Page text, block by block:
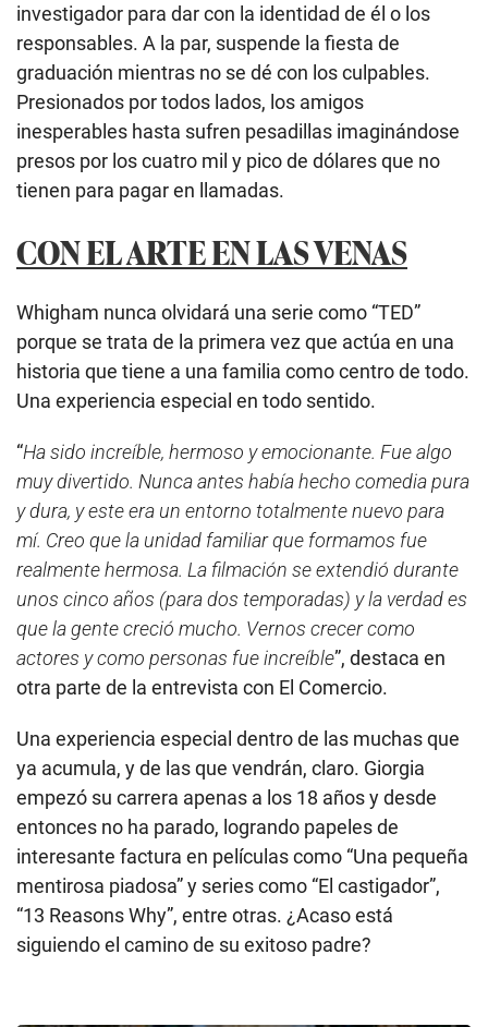
investigador para dar con la identidad de él o los
responsables. A la par, suspende la fiesta de
graduación mientras no se dé con los culpables.
Presionados por todos lados, los amigos
inesperables hasta sufren pesadillas imaginándose
presos por los cuatro mil y pico de dólares que no
tienen para pagar en llamadas.
CON EL ARTE EN LAS VENAS
Whigham nunca olvidará una serie como “TED”
porque se trata de la primera vez que actúa en una
historia que tiene a una familia como centro de todo.
Una experiencia especial en todo sentido.
“Ha sido increíble, hermoso y emocionante. Fue algo
muy divertido. Nunca antes había hecho comedia pura
y dura, y este era un entorno totalmente nuevo para
mí. Creo que la unidad familiar que formamos fue
realmente hermosa. La filmación se extendió durante
unos cinco años (para dos temporadas) y la verdad es
que la gente creció mucho. Vernos crecer como
actores y como personas fue increíble”, destaca en
otra parte de la entrevista con El Comercio.
Una experiencia especial dentro de las muchas que
ya acumula, y de las que vendrán, claro. Giorgia
empezó su carrera apenas a los 18 años y desde
entonces no ha parado, logrando papeles de
interesante factura en películas como “Una pequeña
mentirosa piadosa” y series como “El castigador”,
“13 Reasons Why”, entre otras. ¿Acaso está
siguiendo el camino de su exitoso padre?